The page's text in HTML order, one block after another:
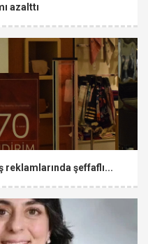
azalttı
reklamlarında şeffaflı...